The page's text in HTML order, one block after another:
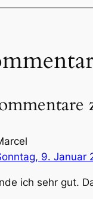
9. Januar
ich sehr gut.